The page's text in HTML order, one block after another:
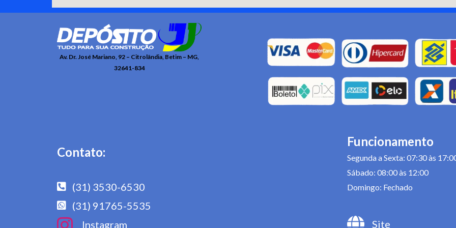
Av. Dr. José Mariano, 92 – Citrolândia, Betim – MG,
32641-834
Contato:
(31) 3530-6530
(31) 91765-5535
Instagram
Funcionamento
Segunda a Sexta: 07:30 às
Sábado: 08:00 às 12:00
Domingo: Fechado
Site